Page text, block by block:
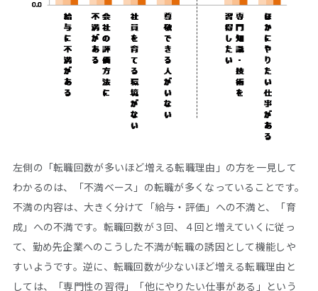
左側の「転職回数が多いほど増える転職理由」の方を一見して
わかるのは、「不満ベース」の転職が多くなっていることです。
不満の内容は、大きく分けて「給与・評価」への不満と、「育
成」への不満です。転職回数が３回、４回と増えていくに従っ
て、勤め先企業へのこうした不満が転職の誘因として機能しや
すいようです。逆に、転職回数が少ないほど増える転職理由と
しては、「専門性の習得」「他にやりたい仕事がある」という